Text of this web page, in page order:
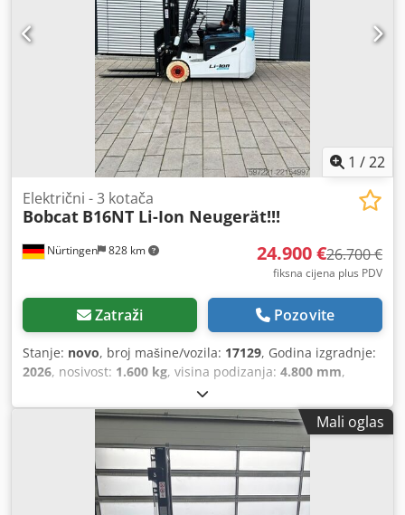
1 /22
Nürtingen 828 km
Električni - 3 kotača
Bobcat B16NT Li-Ion Neugerät!!!
24.900 €26.700 €
fiksna cijena plus PDV
Zatraži Pozovite
Stanje: novo, broj mašine/vozila: 17129, Godina izgradnje:
2026, nosivost: 1.600 kg, visina podizanja: 4.800 mm,
1.484 mm
vrsta goriva:električni, vrsta jarbola:triplex, građevinska
, napon baterije:51,2 V, duljina vilica:
, dimenzija prednje gume:18x7-8 non marking
dimenzija stražnje gume:16x6-8 non marking, ukupna
3.290 kg
Mali oglas